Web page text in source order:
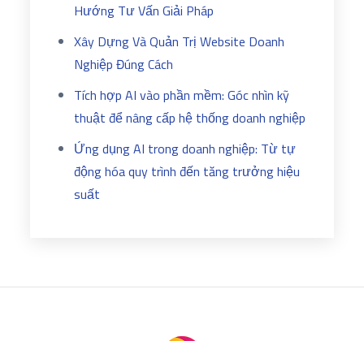
Hướng Tư Vấn Giải Pháp
Xây Dựng Và Quản Trị Website Doanh
Nghiệp Đúng Cách
Tích hợp AI vào phần mềm: Góc nhìn kỹ
thuật để nâng cấp hệ thống doanh nghiệp
Ứng dụng AI trong doanh nghiệp: Từ tự
động hóa quy trình đến tăng trưởng hiệu
suất